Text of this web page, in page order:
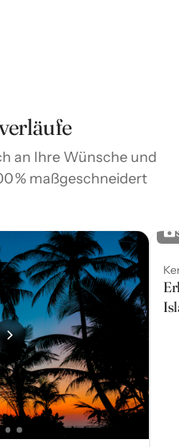
an Ihre Wünsche und
% maßgeschneidert